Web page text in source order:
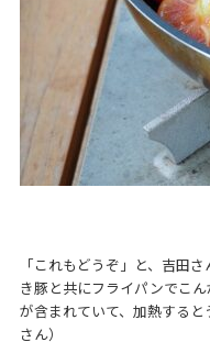
「これもどうぞ」と、吉田
き豚と共にフライパンでこ
が含まれていて、加熱する
さん）